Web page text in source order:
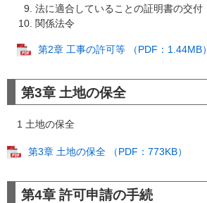
法に適合していることの証明書の交付
関係法令
第2章 工事の許可等 （PDF：1.44MB）
第3章 土地の保全
1 土地の保全
第3章 土地の保全 （PDF：773KB）
第4章 許可申請の手続